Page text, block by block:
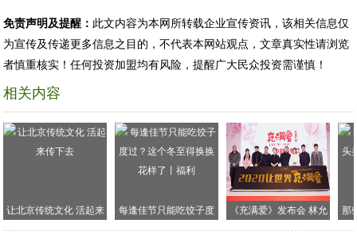
免责声明及提醒： 此文内容为本网所转载企业宣传资讯，该相关信息仅
为宣传及传递更多信息之目的，不代表本网站观点，文章真实性请浏览
者慎重核实！任何投资加盟均有风险，提醒广大民众投资需谨慎！
相关内容
让北京传统文化 活起来
传下去
每逢佳节只能吃饺子度
过？这个冬至得换换花
《充满爱》发布会 林允
陈小艺联袂演绎荒诞喜
那
美